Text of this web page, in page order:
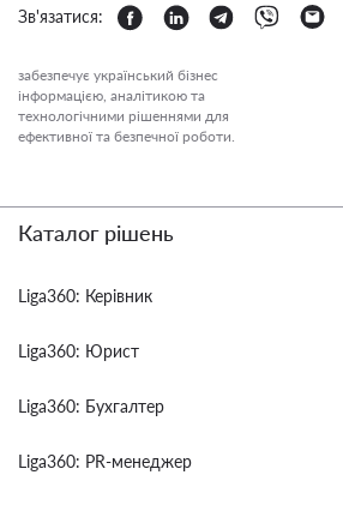
Зв'язатися:
забезпечує український бізнес
інформацією, аналітикою та
технологічними рішеннями для
ефективної та безпечної роботи.
Каталог рішень
Liga360: Керівник
Liga360: Юрист
Liga360: Бухгалтер
Liga360: PR-менеджер